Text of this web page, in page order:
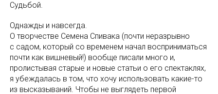
Судьбой.
Однажды и навсегда.
О творчестве Семена Спивака (почти неразрывно
с садом, который со временем начал восприниматься
почти как вишневый!) вообще писали много и,
пролистывая старые и новые статьи о его спектаклях,
я убеждалась в том, что хочу использовать какие-то
из высказываний. Чтобы не выглядеть первой